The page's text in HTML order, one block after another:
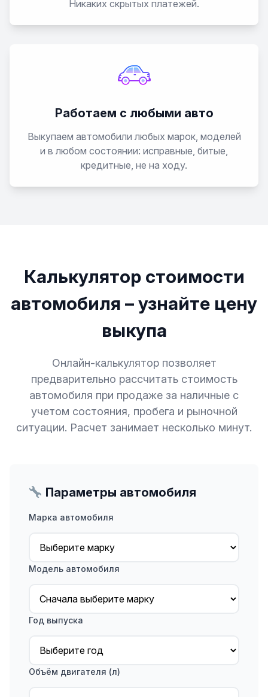
Никаких скрытых платежей.
Работаем с любыми авто
Выкупаем автомобили любых марок, моделей
и в любом состоянии: исправные, битые,
кредитные, не на ходу.
Калькулятор стоимости
автомобиля – узнайте цену
выкупа
Онлайн-калькулятор позволяет
предварительно рассчитать стоимость
автомобиля при продаже за наличные с
учетом состояния, пробега и рыночной
ситуации. Расчет занимает несколько минут.
Параметры автомобиля
Марка автомобиля
Модель автомобиля
Год выпуска
Объём двигателя (л)